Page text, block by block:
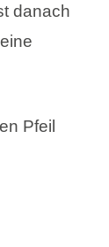
danach
Pfeil